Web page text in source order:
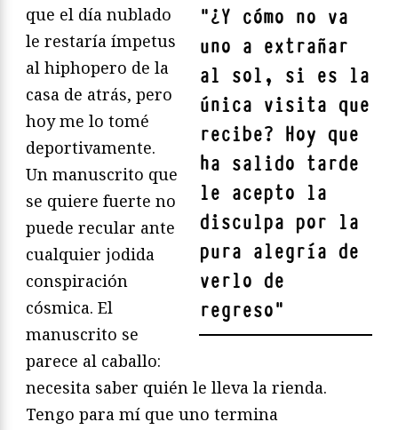
"¿Y cómo no va
uno a extrañar
al sol, si es la
única visita que
recibe? Hoy que
ha salido tarde
le acepto la
disculpa por la
pura alegría de
verlo de
regreso"
que el día nublado
le restaría ímpetus
al hiphopero de la
casa de atrás, pero
hoy me lo tomé
deportivamente.
Un manuscrito que
se quiere fuerte no
puede recular ante
cualquier jodida
conspiración
cósmica. El
manuscrito se
parece al caballo:
necesita saber quién le lleva la rienda.
Tengo para mí que uno termina